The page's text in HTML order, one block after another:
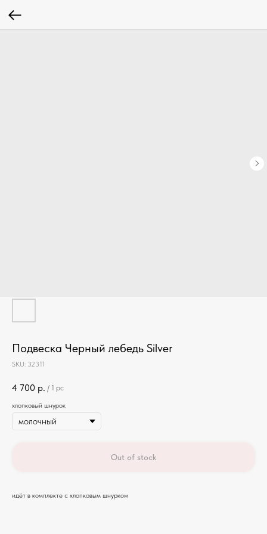
Подвеска Черный лебедь Silver
SKU: 32311
4 700 р. / 1 pc
хлопковый шнурок
Out of stock
идёт в комплекте с хлопковым шнурком